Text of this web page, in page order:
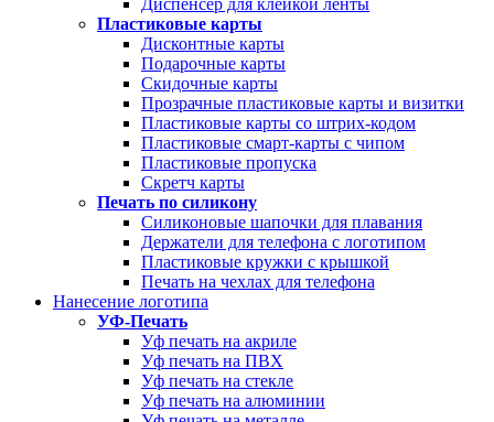
Диспенсер для клейкой ленты
Пластиковые карты
Дисконтные карты
Подарочные карты
Скидочные карты
Прозрачные пластиковые карты и визитки
Пластиковые карты со штрих-кодом
Пластиковые смарт-карты с чипом
Пластиковые пропуска
Скретч карты
Печать по силикону
Силиконовые шапочки для плавания
Держатели для телефона с логотипом
Пластиковые кружки с крышкой
Печать на чехлах для телефона
Нанесение логотипа
УФ-Печать
Уф печать на акриле
Уф печать на ПВХ
Уф печать на стекле
Уф печать на алюминии